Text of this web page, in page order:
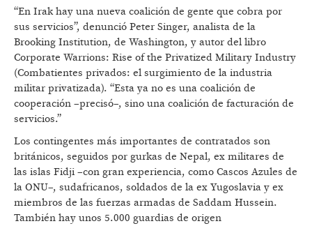
“En Irak hay una nueva coalición de gente que cobra por
sus servicios”, denunció Peter Singer, analista de la
Brooking Institution, de Washington, y autor del libro
Corporate Warrions: Rise of the Privatized Military Industry
(Combatientes privados: el surgimiento de la industria
militar privatizada). “Esta ya no es una coalición de
cooperación –precisó–, sino una coalición de facturación de
servicios.”
Los contingentes más importantes de contratados son
británicos, seguidos por gurkas de Nepal, ex militares de
las islas Fidji –con gran experiencia, como Cascos Azules de
la ONU–, sudafricanos, soldados de la ex Yugoslavia y ex
miembros de las fuerzas armadas de Saddam Hussein.
También hay unos 5.000 guardias de origen